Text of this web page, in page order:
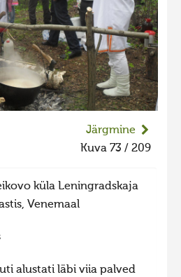
lisa
lisa
lisa
Järgmine
Kuva 73 / 209
küla Leningradskaja
Venemaal
alustati läbi viia palved